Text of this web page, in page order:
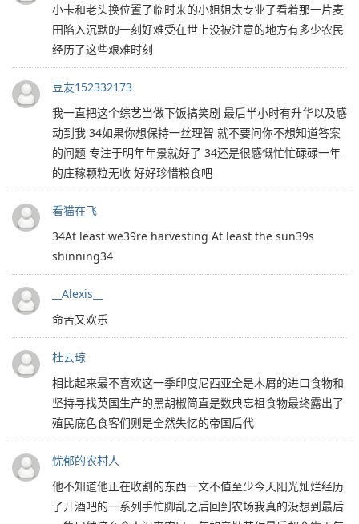
小卡和老头换位置了临时来的小姐姐太专业了看着那一片麦
田陷入沉默的一刻好难受在世上没被注意的地方有多少农民
经历了这些艰难时刻
豆友152332173
我一直把这个综艺当做下饭搞笑剧 最后半小时有升华以及感
动到我 34如果你想保持一丝理智 就不要问你不想知道答案
的问题 专注于明年年景就好了 34还是很感慨忙忙碌碌一年
的庄稼颗粒无收 好好珍惜粮食吧
看猫在飞
34At least we39re harvesting At least the sun39s
shinning34
__Alexis__
命苦又欢乐
杜云琼
相比起来最不喜欢这一季印度尼西亚全是木屑的进口食物和
坚持寻找英国生产的黑胡椒简直是数典忘祖食物最终露出了
殖民底色食客们则是全然失忆的帝国后代
忧郁的农村人
他不知道他正在收割的东西一文不值至少今天阳光灿烂经历
了开酒吧的一系列手忙脚乱之后回到农场我真的没想到最后